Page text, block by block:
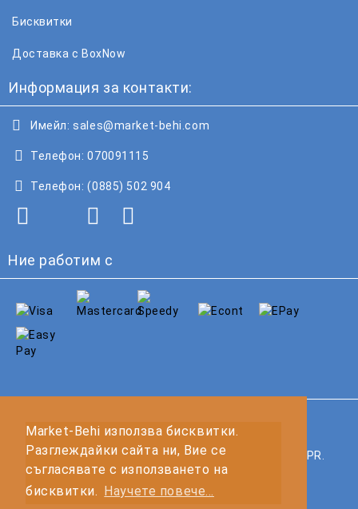
Market-Behi използва бисквитки.
Разглеждайки сайта ни, Вие се
съгласявате с използването на
бисквитки.
Научете повече...
Бисквитки
Доставка с BoxNow
Информация за контакти:
Имейл: sales@market-behi.com
Телефон: 070091115
Телефон: (0885) 502 904
Ние работим с
GDPR
Нашият онлайн магазин е 100% съобразен с GDPR.